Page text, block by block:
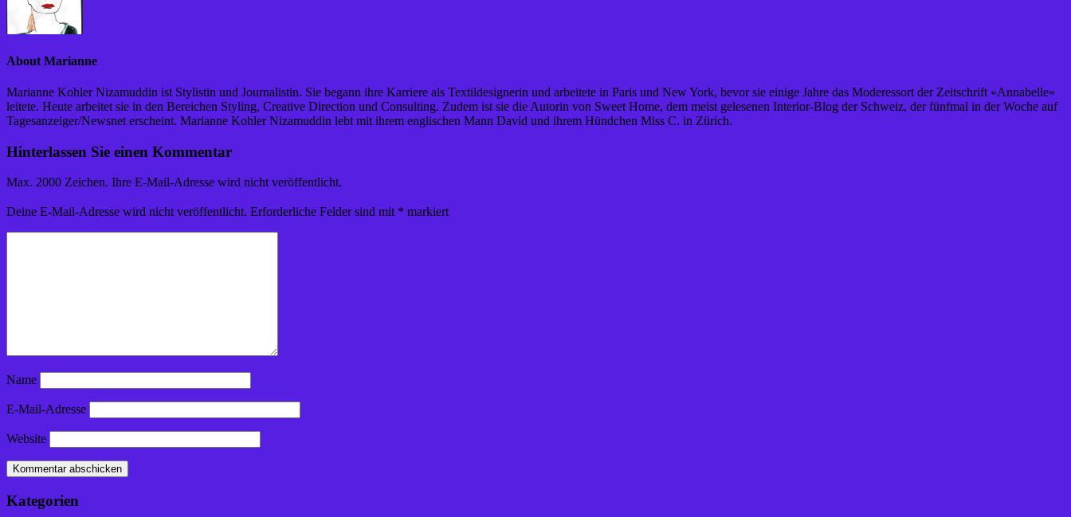
About Marianne
Marianne Kohler Nizamuddin ist Stylistin und Journalistin. Sie begann ihre Karriere als Textildesignerin und arbeitete in Paris und New York, bevor sie einige Jahre das Moderessort der Zeitschrift «Annabelle»
leitete. Heute arbeitet sie in den Bereichen Styling, Creative Direction und Consulting. Zudem ist sie die Autorin von Sweet Home, dem meist gelesenen Interior-Blog der Schweiz, der fünfmal in der Woche auf
Tagesanzeiger/Newsnet erscheint. Marianne Kohler Nizamuddin lebt mit ihrem englischen Mann David und ihrem Hündchen Miss C. in Zürich.
Hinterlassen Sie einen Kommentar
Max. 2000 Zeichen. Ihre E-Mail-Adresse wird nicht veröffentlicht.
Deine E-Mail-Adresse wird nicht veröffentlicht. Erforderliche Felder sind mit * markiert
Name
E-Mail-Adresse
Website
Kategorien